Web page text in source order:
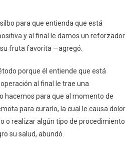
para que entienda que está
y al final le damos un reforzador
fruta favorita —agregó.
porque él entiende que está
al final le trae una
hacemos para que al momento de
para curarlo, la cual le causa dolor
o realizar algún tipo de procedimiento
su salud, abundó.